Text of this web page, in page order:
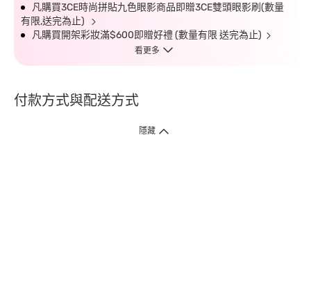
凡購買3CE時尚拼貼九色眼影商品即贈3CE雙頭眼影刷(數量
有限,送完為止)
凡購買開架彩妝滿$600即贈好禮 (數量有限 送完為止)
看更多
付款方式與配送方式
隱藏